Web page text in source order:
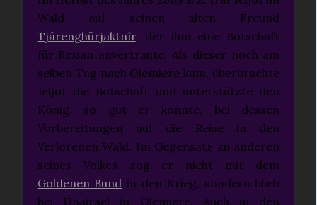
Wald auf seinen alten Freund
Tjârenghürjaktnîr, der ihm eine Botschaft
für Rexian anvertraute. Als dieser noch am
selben Tag nach Olemiere kam, überbrachte
Jeljot die Botschaft und unterstützte den
König, so gut er konnte, bei dessen
Vorbereitungen auf die Reise in den
Verlorenen Wald. Im Gegensatz zu anderen
seines Volkes zog er nicht mit dem
Goldenen Bund in den Krieg, sondern blieb
bei Unairael in Olemiere. Auch in den